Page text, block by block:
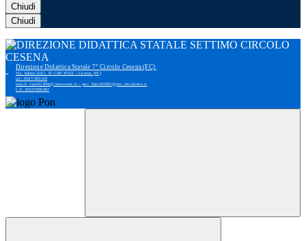
Chiudi
Chiudi
Direzione Didattica Statale 7° Circolo Cesena (FC)
Via Adone Zoli, 35 CAP 47521 - Cesena (FC)
tel: 0547-383193
email: foee02300r@istruzione.it - pec: foee02300r@pec.istruzione.it
C.F. 81007690407